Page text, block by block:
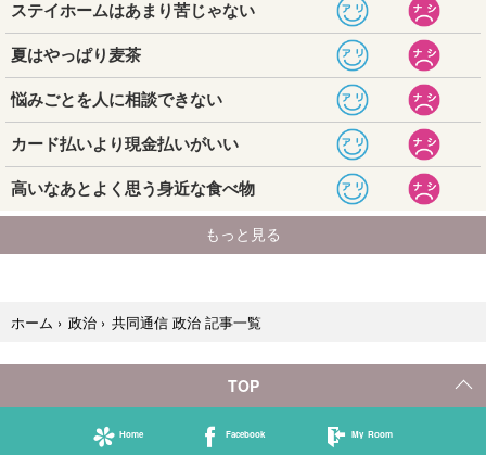
ホーム › 政治 › 共同通信 政治 記事一覧
TOP
Home Facebook My Room